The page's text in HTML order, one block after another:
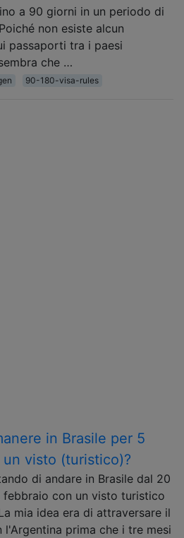
a 90 giorni in un periodo di
non esiste alcun
passaporti tra i paesi
che …
90-180-visa-rules
in Brasile per 5
un visto (turistico)?
di andare in Brasile dal 20
febbraio con un visto turistico
mia idea era di attraversare il
l'Argentina prima che i tre mesi